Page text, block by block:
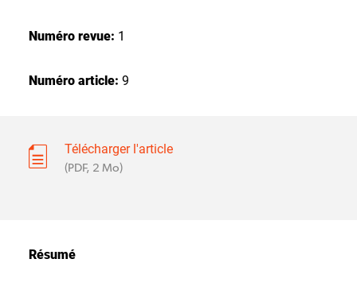
Numéro revue: 1
Numéro article: 9
Télécharger l'article
(PDF, 2 Mo)
Résumé